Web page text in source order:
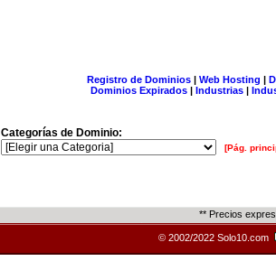
Registro de Dominios| Web Hosting |
Dominios Expirados | Industrias |
Categorías de Dominio:
[Pág.
** Precios
© 2002/2022 Solo10.com